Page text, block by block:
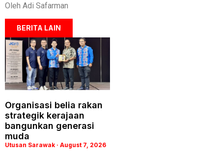
Oleh Adi Safarman
BERITA LAIN
Organisasi belia rakan
strategik kerajaan
bangunkan generasi
muda
Utusan Sarawak August 7, 2026